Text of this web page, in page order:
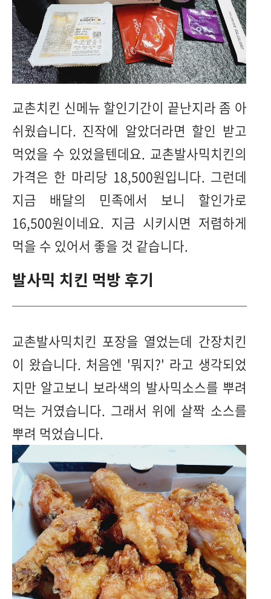
교촌치킨 신메뉴 할인기간이 끝난지라 좀 아
쉬웠습니다. 진작에 알았더라면 할인 받고
먹었을 수 있었을텐데요. 교촌발사믹치킨의
가격은 한 마리당 18,500원입니다. 그런데
지금 배달의 민족에서 보니 할인가로
16,500원이네요. 지금 시키시면 저렴하게
먹을 수 있어서 좋을 것 같습니다.
발사믹 치킨 먹방 후기
교촌발사믹치킨 포장을 열었는데 간장치킨
이 왔습니다. 처음엔 '뭐지?' 라고 생각되었
지만 알고보니 보라색의 발사믹소스를 뿌려
먹는 거였습니다. 그래서 위에 살짝 소스를
뿌려 먹었습니다.